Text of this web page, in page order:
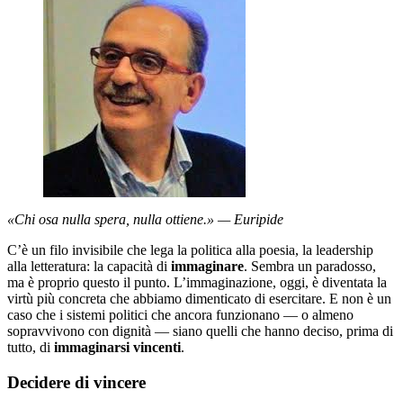
«Chi osa nulla spera, nulla ottiene.» — Euripide
C’è un filo invisibile che lega la politica alla poesia, la leadership
alla letteratura: la capacità di immaginare. Sembra un paradosso,
ma è proprio questo il punto. L’immaginazione, oggi, è diventata la
virtù più concreta che abbiamo dimenticato di esercitare. E non è un
caso che i sistemi politici che ancora funzionano — o almeno
sopravvivono con dignità — siano quelli che hanno deciso, prima di
tutto, di immaginarsi vincenti.
Decidere di vincere